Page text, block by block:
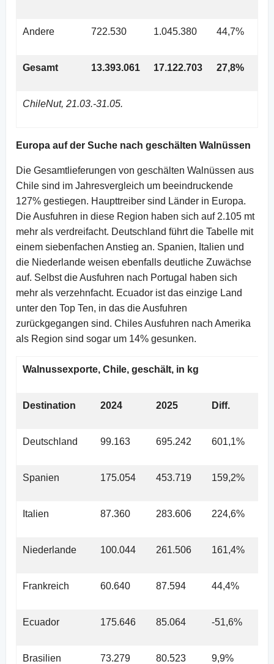
Andere 722.530 1.045.380 44,7%
Gesamt 13.393.061 17.122.703 27,8%
ChileNut, 21.03.-31.05.
Europa auf der Suche nach geschälten Walnüssen
Die Gesamtlieferungen von geschälten Walnüssen aus
Chile sind im Jahresvergleich um beeindruckende
127% gestiegen. Haupttreiber sind Länder in Europa.
Die Ausfuhren in diese Region haben sich auf 2.105 mt
mehr als verdreifacht. Deutschland führt die Tabelle mit
einem siebenfachen Anstieg an. Spanien, Italien und
die Niederlande weisen ebenfalls deutliche Zuwächse
auf. Selbst die Ausfuhren nach Portugal haben sich
mehr als verzehnfacht. Ecuador ist das einzige Land
unter den Top Ten, in das die Ausfuhren
zurückgegangen sind. Chiles Ausfuhren nach Amerika
als Region sind sogar um 14% gesunken.
Walnussexporte, Chile, geschält, in kg
Destination 2024 2025 Diff.
Deutschland 99.163 695.242 601,1%
Spanien 175.054 453.719 159,2%
Italien 87.360 283.606 224,6%
Niederlande 100.044 261.506 161,4%
Frankreich 60.640 87.594 44,4%
Ecuador 175.646 85.064 -51,6%
Brasilien 73.279 80.523 9,9%